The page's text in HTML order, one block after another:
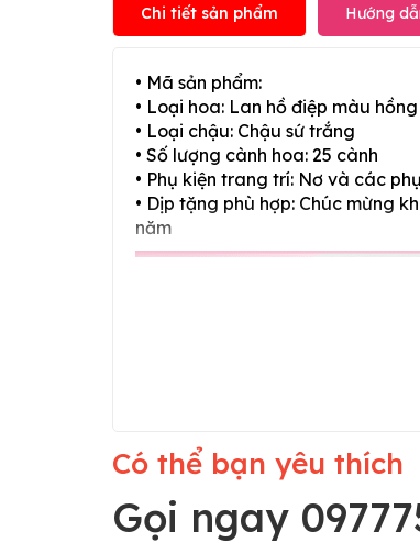
Chi tiết sản phẩm Hướng
• Mã sản phẩm:
• Loại hoa: Lan hồ điệp màu hồng
• Loại chậu: Chậu sứ trắng
• Số lượng cành hoa: 25 cành
• Phụ kiện trang trí: Nơ và các
• Dịp tặng phù hợp: Chúc mừng
năm
Có thể bạn yêu thích
Gọi ngay